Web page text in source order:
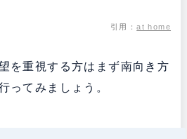
引用：at home
を重視する方はまず南向き方
ってみましょう。